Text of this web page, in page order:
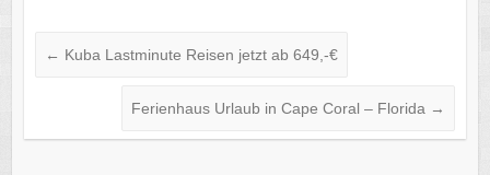
← Kuba Lastminute Reisen jetzt ab 649,-€
Ferienhaus Urlaub in Cape Coral – Florida →